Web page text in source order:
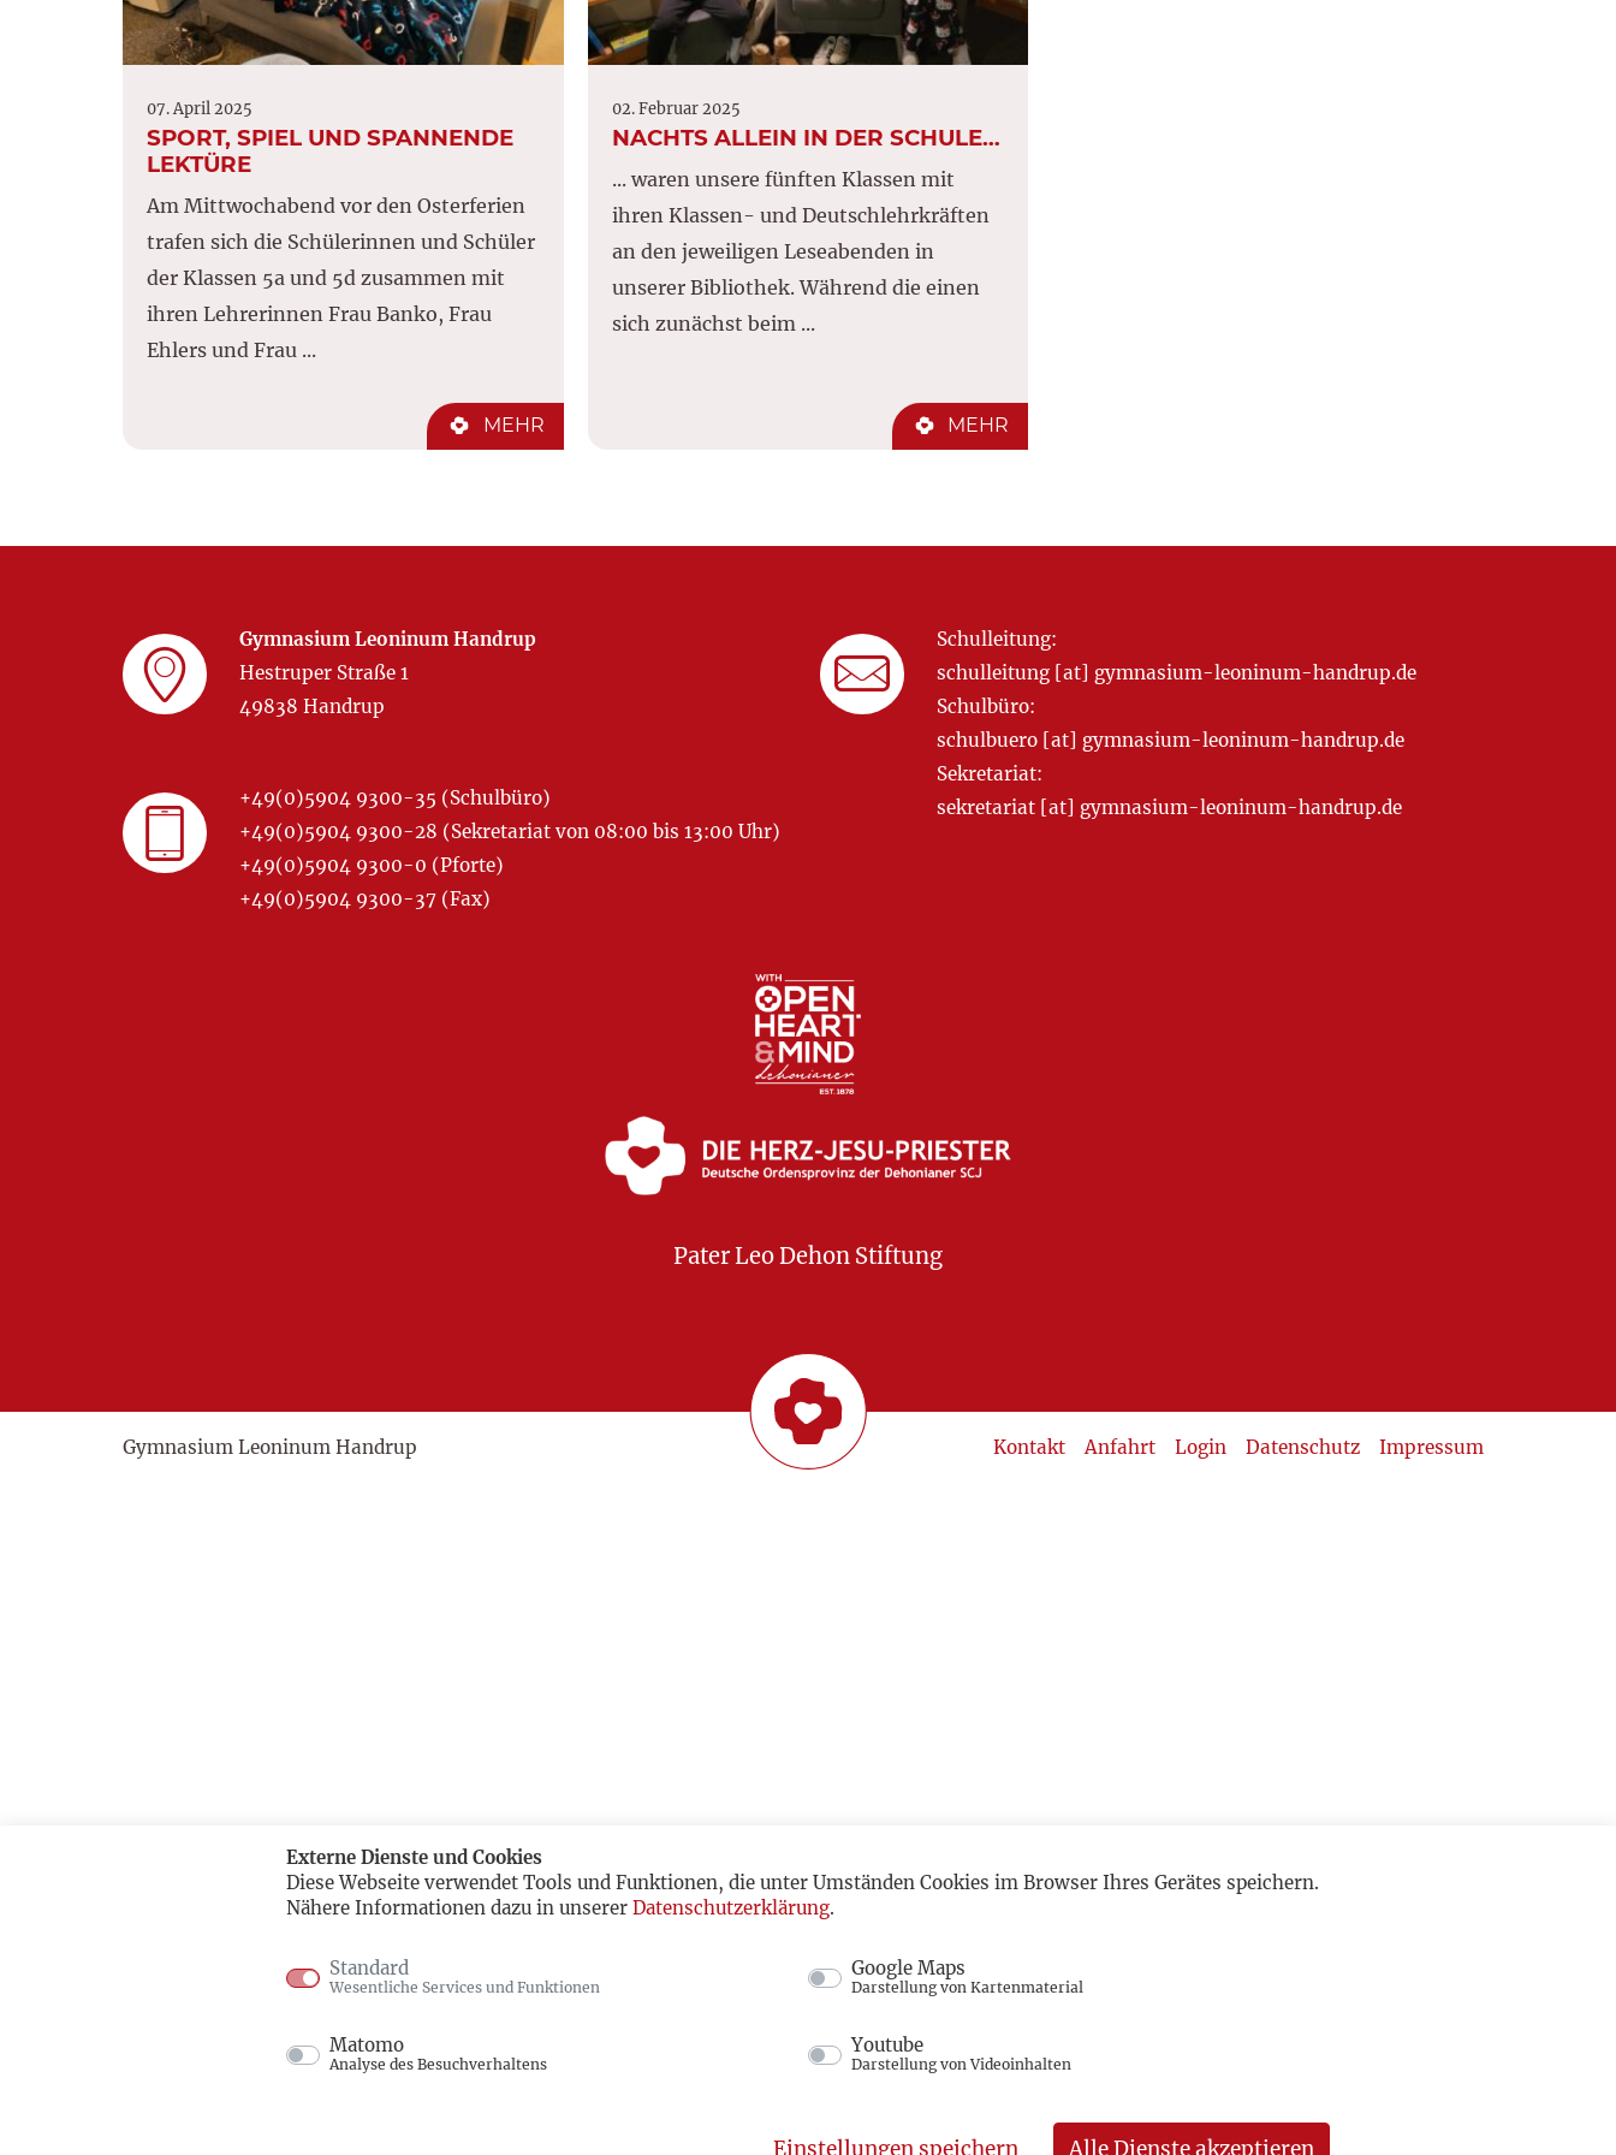
07. April 2025
SPORT, SPIEL UND SPANNENDE
LEKTÜRE
Am Mittwochabend vor den Osterferien
trafen sich die Schülerinnen und Schüler
der Klassen 5a und 5d zusammen mit
ihren Lehrerinnen Frau Banko, Frau
Ehlers und Frau ...
MEHR
02. Februar 2025
NACHTS ALLEIN IN DER SCHULE…
... waren unsere fünften Klassen mit
ihren Klassen- und Deutschlehrkräften
an den jeweiligen Leseabenden in
unserer Bibliothek. Während die einen
sich zunächst beim ...
MEHR
Gymnasium Leoninum Handrup
Hestruper Straße 1
49838 Handrup
+49(0)5904 9300-35 (Schulbüro)
+49(0)5904 9300-28 (Sekretariat von 08:00 bis 13:00 Uhr)
+49(0)5904 9300-0 (Pforte)
+49(0)5904 9300-37 (Fax)
Schulleitung:
schulleitung [at] gymnasium-leoninum-handrup.de
Schulbüro:
schulbuero [at] gymnasium-leoninum-handrup.de
Sekretariat:
sekretariat [at] gymnasium-leoninum-handrup.de
Pater Leo Dehon Stiftung
Kontakt Anfahrt Login Datenschutz Impressum
Gymnasium Leoninum Handrup
Externe Dienste und Cookies
Diese Webseite verwendet Tools und Funktionen, die unter Umständen Cookies im Browser Ihres Gerätes speichern.
Nähere Informationen dazu in unserer Datenschutzerklärung.
Standard
Wesentliche Services und Funktionen
Google Maps
Darstellung von Kartenmaterial
Matomo
Analyse des Besuchverhaltens
Youtube
Darstellung von Videoinhalten
Alle Dienste akzeptieren
Einstellungen speichern